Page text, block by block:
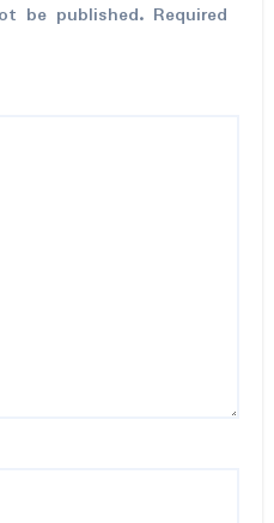
be published. Required